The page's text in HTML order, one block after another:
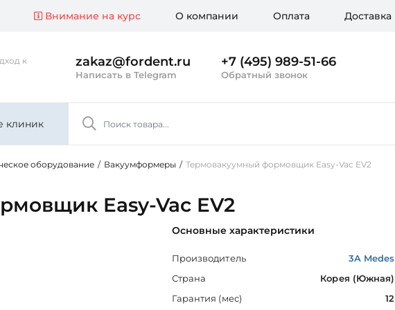
Внимание на курс О компании Оплата Доставка
к
zakaz@fordent.ru
Написать в Telegram
+7 (495) 989-51-66
Обратный звонок
клиник
оборудование / Вакуумформеры / Термовакуумный формовщик Easy-Vac EV2
Easy-Vac EV2
Основные характеристики
Производитель
3A Medes
Страна
Корея (Южная)
Гарантия (мес)
12